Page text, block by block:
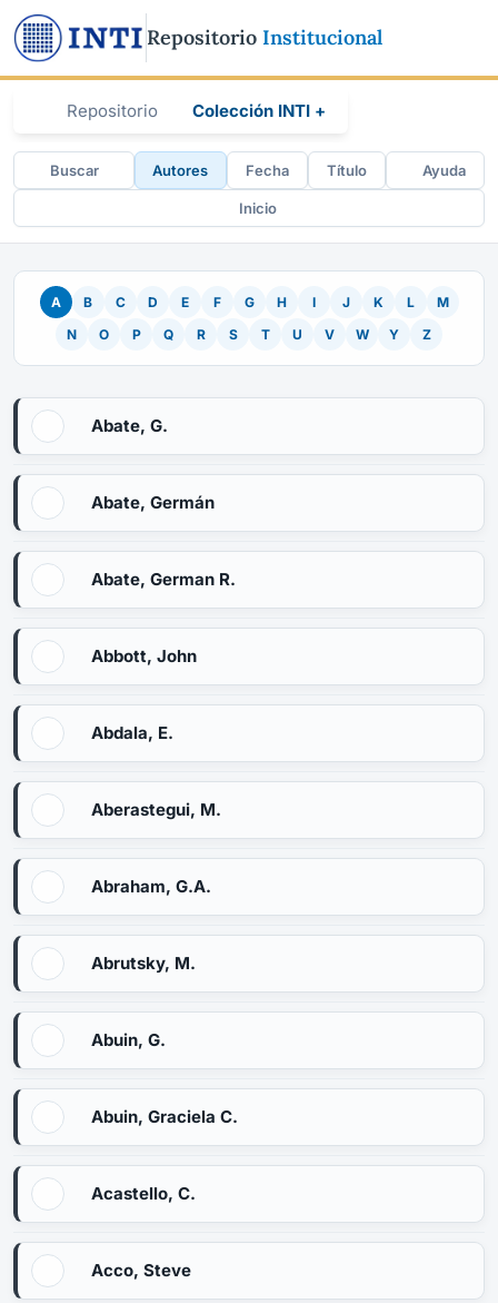
Repositorio Institucional
Repositorio Colección INTI +
Buscar Autores Fecha Título Ayuda
Inicio
A B C D E F G H I J K L
M
N
O P Q R S T U V W Y Z
Abate, G.
Abate, Germán
Abate, German R.
Abbott, John
Abdala, E.
Aberastegui, M.
Abraham, G.A.
Abrutsky, M.
Abuin, G.
Abuin, Graciela C.
Acastello, C.
Acco, Steve